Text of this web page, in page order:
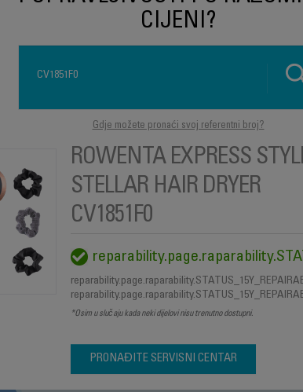
CIJENI?
Gdje možete pronaći svoj referentni broj?
ROWENTA EXPRESS
STELLAR HAIR DRYER
CV1851F0
*Osim u slučaju kada neki dijelovi nisu trenutno dostupni.
PRONAĐITE SERVISNI CENTAR
KAKO TO URADITI? SERVISERI NAŠA
Šta
godišnja